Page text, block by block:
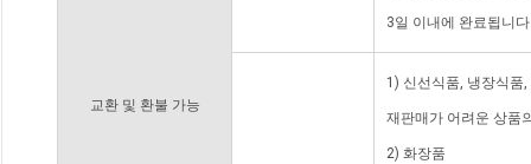
교환 및 환불 가능
3일 이내에 완료됩니
1) 신선식품, 냉장식품
재판매가 어려운 상품
2) 화장품